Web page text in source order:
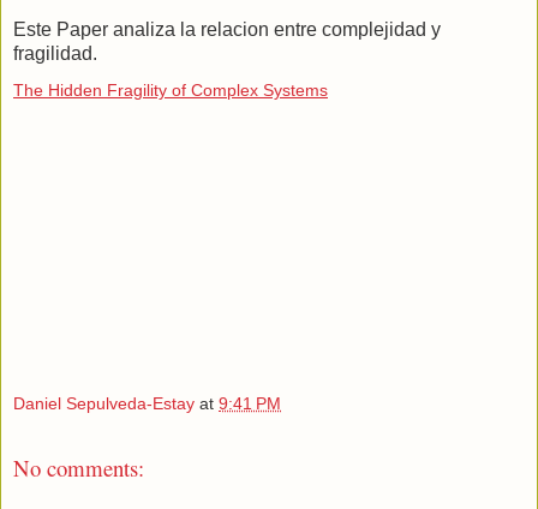
Este Paper analiza la relacion entre complejidad y
fragilidad.
The Hidden Fragility of Complex Systems
Daniel Sepulveda-Estay at 9:41 PM
No comments: